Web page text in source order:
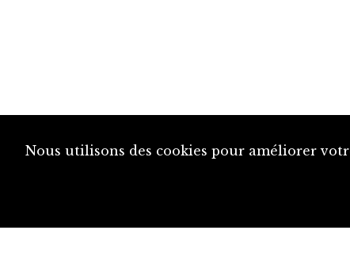
Nous utilisons des cookies pour améliorer